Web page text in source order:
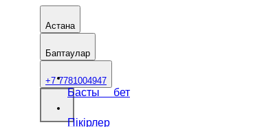
Астана
Баптаулар
+7 7781004947